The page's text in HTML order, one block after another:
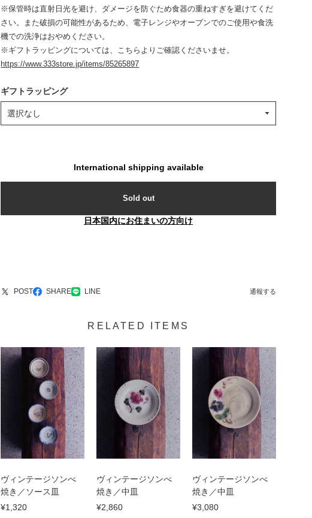
※保管時は直射日光を避け、ダメージを防ぐため食器の重ねすぎを避けてくだ
さい。また破損の可能性があるため、電子レンジやオーブンでのご使用や食洗
機での洗浄はおやめください。
※ギフトラッピングについては、こちらよりご確認くださいませ。
https://www.333store.jp/items/85265897
ギフトラッピング
International shipping available
Sold out
日本国内にお住まいの方向け
POST SHARE LINE 通報する
RELATED ITEMS
ヴィンテージソンべ
焼き／ソース皿
¥1,320
ヴィンテージソンべ
焼き／中皿
¥2,860
ヴィンテージソンべ
焼き／中皿
¥3,080